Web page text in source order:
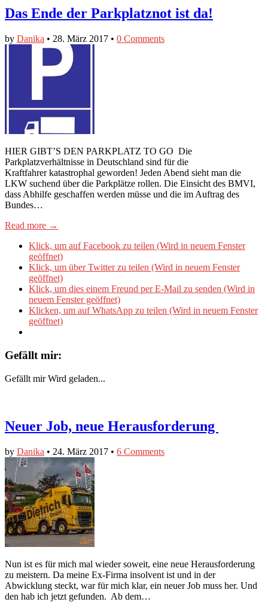
Das Ende der Parkplatznot ist da!
by Danika • 28. März 2017 • 0 Comments
HIER GIBT’S DEN PARKPLATZ TO GO Die
Parkplatzverhältnisse in Deutschland sind für die
Kraftfahrer katastrophal geworden! Jeden Abend sieht man die
LKW suchend über die Parkplätze rollen. Die Einsicht des BMVI,
dass Abhilfe geschaffen werden müsse und die im Auftrag des
Bundes…
Read more →
Klick, um auf Facebook zu teilen (Wird in neuem Fenster
geöffnet)
Klick, um über Twitter zu teilen (Wird in neuem Fenster
geöffnet)
Klick, um dies einem Freund per E-Mail zu senden (Wird in
neuem Fenster geöffnet)
Klicken, um auf WhatsApp zu teilen (Wird in neuem Fenster
geöffnet)
Gefällt mir:
Gefällt mir Wird geladen...
Neuer Job, neue Herausforderung
by Danika • 24. März 2017 • 6 Comments
Nun ist es für mich mal wieder soweit, eine neue Herausforderung
zu meistern. Da meine Ex-Firma insolvent ist und in der
Abwicklung steckt, war für mich klar, ein neuer Job muss her. Und
den hab ich jetzt gefunden. Ab dem…